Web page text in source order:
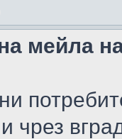
мейла
чрез